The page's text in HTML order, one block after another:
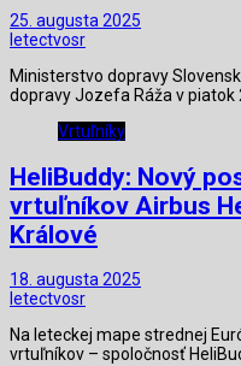
25. augusta 2025
letectvosr
Ministerstvo dopravy
dopravy Jozefa Ráža v
Vrtuľníky
HeliBuddy: Nový
vrtuľníkov Airbus
Králové
18. augusta 2025
letectvosr
Na leteckej mape strednej
vrtuľníkov – spoločnosť